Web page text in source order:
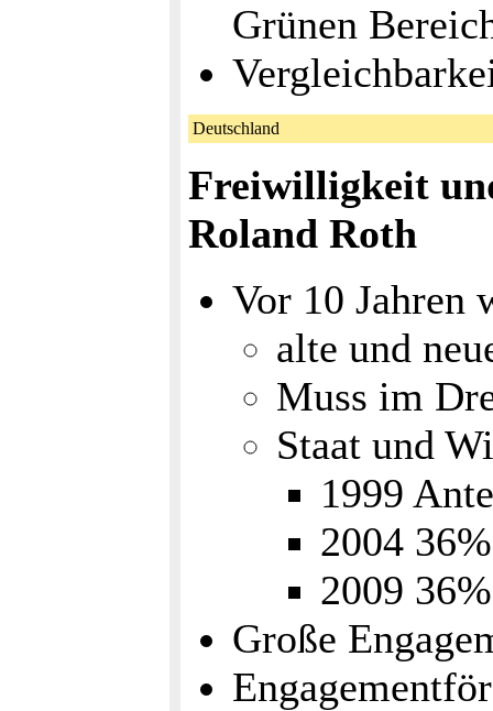
Grünen
Deutschland
Freiwilligkeit
Roland Roth
Vor 10 Jahren
alte und
Muss im
Staat und
1999
2004 36%
2009
Große